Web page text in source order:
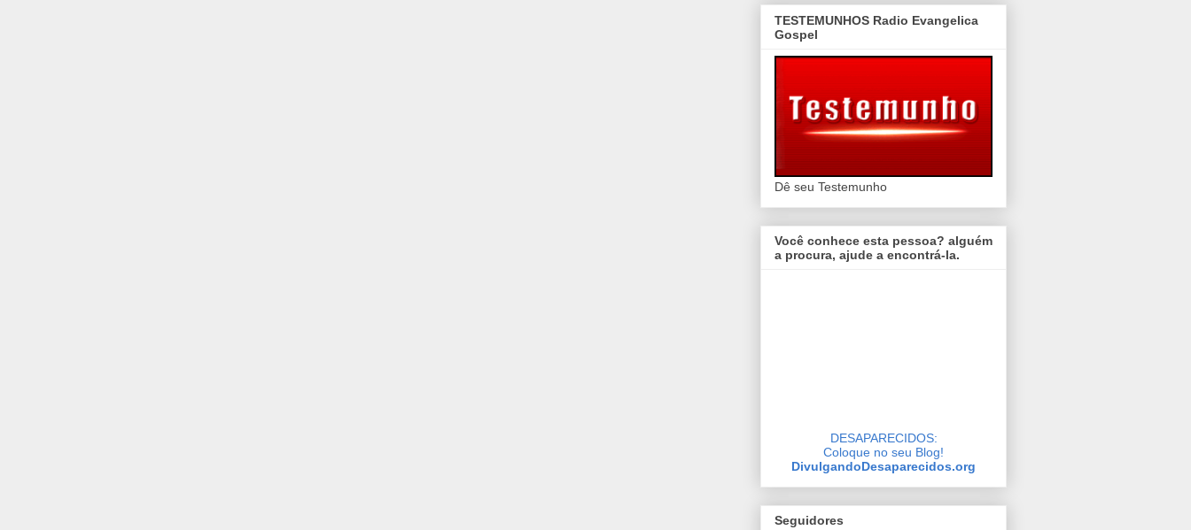
TESTEMUNHOS Radio Evangelica
Gospel
Dê seu Testemunho
Você conhece esta pessoa? alguém
a procura, ajude a encontrá-la.
DESAPARECIDOS:
Coloque no seu Blog!
DivulgandoDesaparecidos.org
Seguidores